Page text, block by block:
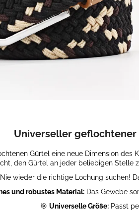
Universeller geflochtener
Gürtel eine neue Dimension
den Gürtel an jeder beliebigen Stelle
Nie wieder die richtige Lochung suchen!
und robustes Material:Das Gewebe
🎯 Universelle Größe: Passt
€28,90